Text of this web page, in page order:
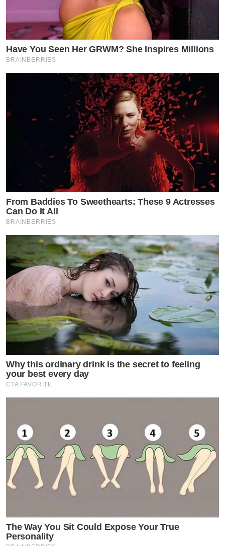
Have You Seen Her GRWM? She Inspires Millions
BRAINBERRIES
From Baddies To Sweethearts: These 9 Actresses
Can Do It All
BRAINBERRIES
Why this ordinary drink is the secret to feeling
your best every day
CTA FAVORITE
The Way You Sit Could Expose Your True
Personality